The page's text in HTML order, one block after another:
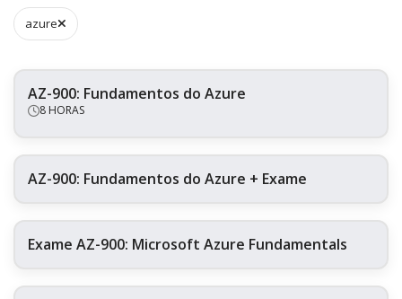
azure
AZ-900: Fundamentos do Azure
8 HORAS
AZ-900: Fundamentos do Azure + Exame
Exame AZ-900: Microsoft Azure Fundamentals